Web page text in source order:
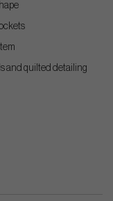
and quilted detailing